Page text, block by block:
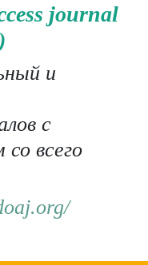
journal
и
с
всего